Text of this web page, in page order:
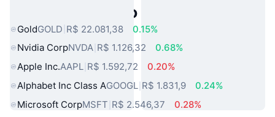
Ativos do Mundo Real Populares
GoldGOLD R$ 22.081,38
0.15%
Nvidia CorpNVDA R$ 1.126,32
0.68%
Apple Inc.AAPL R$ 1.592,72
0.20%
Alphabet Inc Class AGOOGL R$ 1.831,9
0.24%
Microsoft CorpMSFT R$ 2.546,37
0.28%